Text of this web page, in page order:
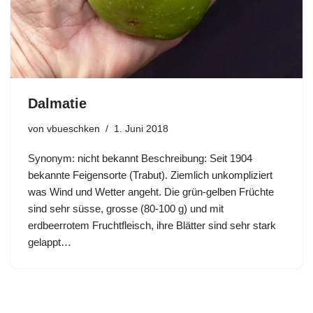
Dalmatie
von vbueschken 1. Juni 2018
Synonym: nicht bekannt Beschreibung: Seit 1904
bekannte Feigensorte (Trabut). Ziemlich unkompliziert
was Wind und Wetter angeht. Die grün-gelben Früchte
sind sehr süsse, grosse (80-100 g) und mit
erdbeerrotem Fruchtfleisch, ihre Blätter sind sehr stark
gelappt…